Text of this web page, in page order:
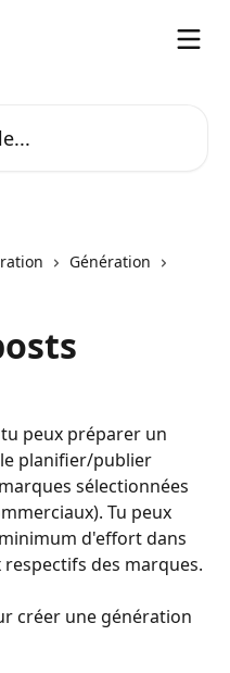
Génération
peux préparer un
planifier/publier
sélectionnées
Tu peux
d'effort dans
des marques.
créer une génération